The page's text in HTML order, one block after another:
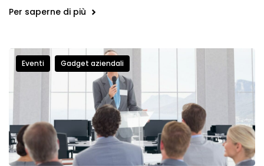
Per saperne di più
Eventi Gadget aziendali